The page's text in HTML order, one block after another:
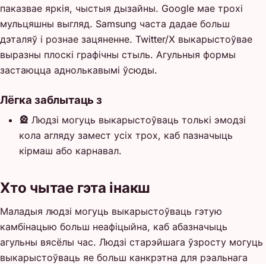
паказвае яркія, чыстыя дызайны. Google мае трохі
мульцяшны выгляд. Samsung часта дадае больш
дэталяў і рознае зацяненне. Twitter/X выкарыстоўвае
выразны плоскі графічны стыль. Агульныя формы
застаюцца аднолькавымі ўсюды.
Лёгка заблытаць з
🎡 Людзі могуць выкарыстоўваць толькі эмодзі
кола агляду замест усіх трох, каб пазначыць
кірмаш або карнавал.
Хто чытае гэта інакш
Маладыя людзі могуць выкарыстоўваць гэтую
камбінацыю больш неафіцыйна, каб абазначыць
агульны вясёлы час. Людзі старэйшага ўзросту могуць
выкарыстоўваць яе больш канкрэтна для рэальнага